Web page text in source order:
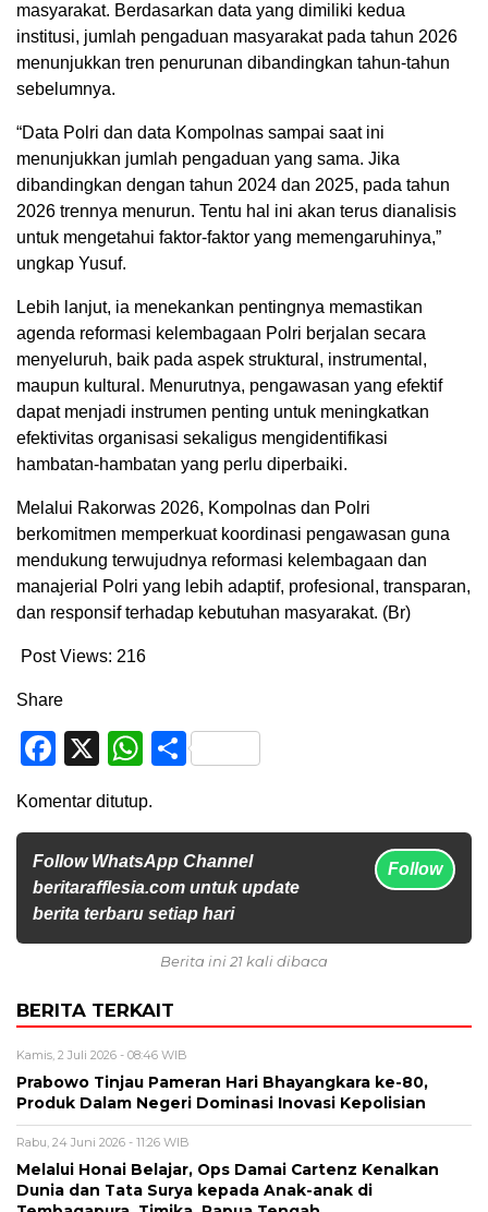
masyarakat. Berdasarkan data yang dimiliki kedua
institusi, jumlah pengaduan masyarakat pada tahun 2026
menunjukkan tren penurunan dibandingkan tahun-tahun
sebelumnya.
“Data Polri dan data Kompolnas sampai saat ini
menunjukkan jumlah pengaduan yang sama. Jika
dibandingkan dengan tahun 2024 dan 2025, pada tahun
2026 trennya menurun. Tentu hal ini akan terus dianalisis
untuk mengetahui faktor-faktor yang memengaruhinya,”
ungkap Yusuf.
Lebih lanjut, ia menekankan pentingnya memastikan
agenda reformasi kelembagaan Polri berjalan secara
menyeluruh, baik pada aspek struktural, instrumental,
maupun kultural. Menurutnya, pengawasan yang efektif
dapat menjadi instrumen penting untuk meningkatkan
efektivitas organisasi sekaligus mengidentifikasi
hambatan-hambatan yang perlu diperbaiki.
Melalui Rakorwas 2026, Kompolnas dan Polri
berkomitmen memperkuat koordinasi pengawasan guna
mendukung terwujudnya reformasi kelembagaan dan
manajerial Polri yang lebih adaptif, profesional, transparan,
dan responsif terhadap kebutuhan masyarakat. (Br)
Post Views: 216
Share
Facebook
X WhatsApp
Share
Komentar ditutup.
Follow WhatsApp Channel
beritarafflesia.com untuk update
berita terbaru setiap hari
Follow
Berita ini 21 kali dibaca
BERITA TERKAIT
Kamis, 2 Juli 2026 - 08:46 WIB
Prabowo Tinjau Pameran Hari Bhayangkara ke-80,
Produk Dalam Negeri Dominasi Inovasi Kepolisian
Rabu, 24 Juni 2026 - 11:26 WIB
Melalui Honai Belajar, Ops Damai Cartenz Kenalkan
Dunia dan Tata Surya kepada Anak-anak di